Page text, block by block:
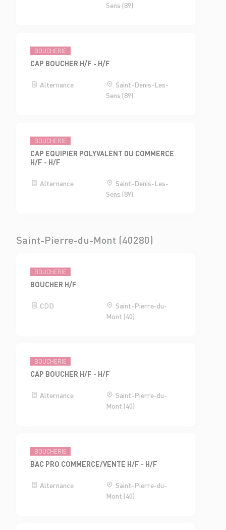
Sens (89)
BOUCHERIE
CAP BOUCHER H/F - H/F
Alternance
Saint-Denis-Les-
Sens (89)
BOUCHERIE
CAP EQUIPIER POLYVALENT DU COMMERCE
H/F - H/F
Alternance
Saint-Denis-Les-
Sens (89)
Saint-Pierre-du-Mont (40280)
BOUCHERIE
BOUCHER H/F
CDD
Saint-Pierre-du-
Mont (40)
BOUCHERIE
CAP BOUCHER H/F - H/F
Alternance
Saint-Pierre-du-
Mont (40)
BOUCHERIE
BAC PRO COMMERCE/VENTE H/F - H/F
Alternance
Saint-Pierre-du-
Mont (40)